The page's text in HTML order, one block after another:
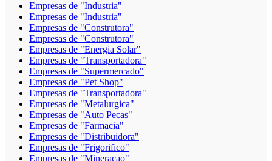
Empresas de "Industria"
Empresas de "Industria"
Empresas de "Construtora"
Empresas de "Construtora"
Empresas de "Energia Solar"
Empresas de "Transportadora"
Empresas de "Supermercado"
Empresas de "Pet Shop"
Empresas de "Transportadora"
Empresas de "Metalurgica"
Empresas de "Auto Pecas"
Empresas de "Farmacia"
Empresas de "Distribuidora"
Empresas de "Frigorifico"
Empresas de "Mineracao"